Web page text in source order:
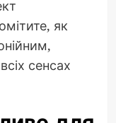
як
сенсах